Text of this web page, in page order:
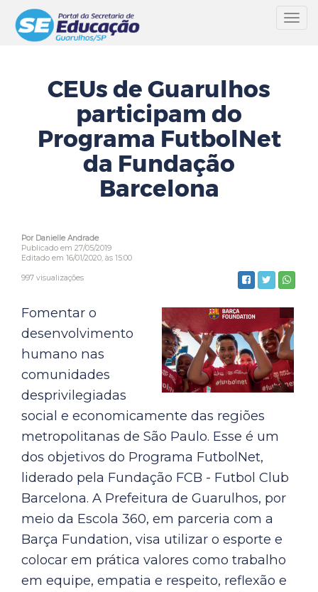
CEUs de Guarulhos
participam do
Programa FutbolNet
da Fundação
Barcelona
Por Danielle Andrade
Publicado em 27/05/2019
Editado em 16/01/2020, às 15:00
997 visualizações
Fomentar o
desenvolvimento
humano nas
comunidades
desprivilegiadas
social e economicamente das regiões
metropolitanas de São Paulo. Esse é um
dos objetivos do Programa FutbolNet,
liderado pela Fundação FCB - Futbol Club
Barcelona. A Prefeitura de Guarulhos, por
meio da Escola 360, em parceria com a
Barça Fundation, visa utilizar o esporte e
colocar em prática valores como trabalho
em equipe, empatia e respeito, reflexão e